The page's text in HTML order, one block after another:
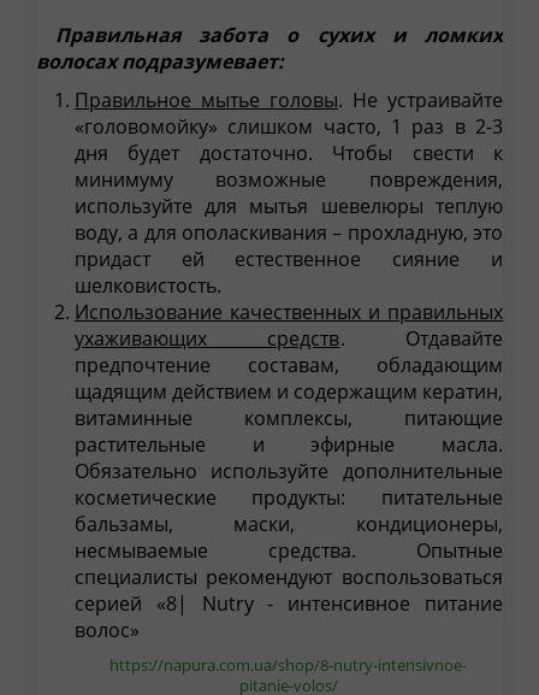
Правильная забота о сухих и ломких
волосах подразумевает:
Правильное мытье головы. Не устраивайте
«головомойку» слишком часто, 1 раз в 2-3
дня будет достаточно. Чтобы свести к
минимуму возможные повреждения,
используйте для мытья шевелюры теплую
воду, а для ополаскивания – прохладную, это
придаст ей естественное сияние и
шелковистость.
Использование качественных и правильных
ухаживающих средств. Отдавайте
предпочтение составам, обладающим
щадящим действием и содержащим кератин,
витаминные комплексы, питающие
растительные и эфирные масла.
Обязательно используйте дополнительные
косметические продукты: питательные
бальзамы, маски, кондиционеры,
несмываемые средства. Опытные
специалисты рекомендуют воспользоваться
серией «8| Nutry - интенсивное питание
волос»
https://napura.com.ua/shop/8-nutry-intensivnoe-
pitanie-volos/